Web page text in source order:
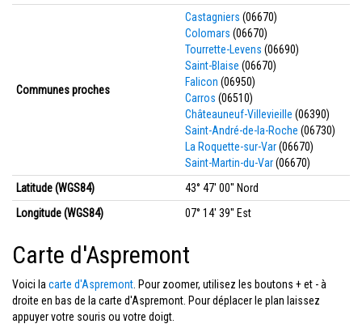
Communes proches
Castagniers (06670)
Colomars (06670)
Tourrette-Levens (06690)
Saint-Blaise (06670)
Falicon (06950)
Carros (06510)
Châteauneuf-Villevieille (06390)
Saint-André-de-la-Roche (06730)
La Roquette-sur-Var(06670)
Saint-Martin-du-Var(06670)
Latitude (WGS84)
43° 47' 00'' Nord
Longitude (WGS84)
07° 14' 39'' Est
Carte d'Aspremont
Voici la carte d'Aspremont . Pour zoomer, utilisez les boutons + et - à
droite en bas de la carte d'Aspremont. Pour déplacer le plan laissez
appuyer votre souris ou votre doigt.